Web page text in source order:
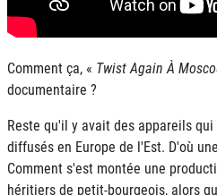
Comment ça, « Twist Again À
documentaire ?
Reste qu'il y avait des appareils
diffusés en Europe de l'Est. D'où
Comment s'est montée une
héritiers de petit-bourgeois, alors